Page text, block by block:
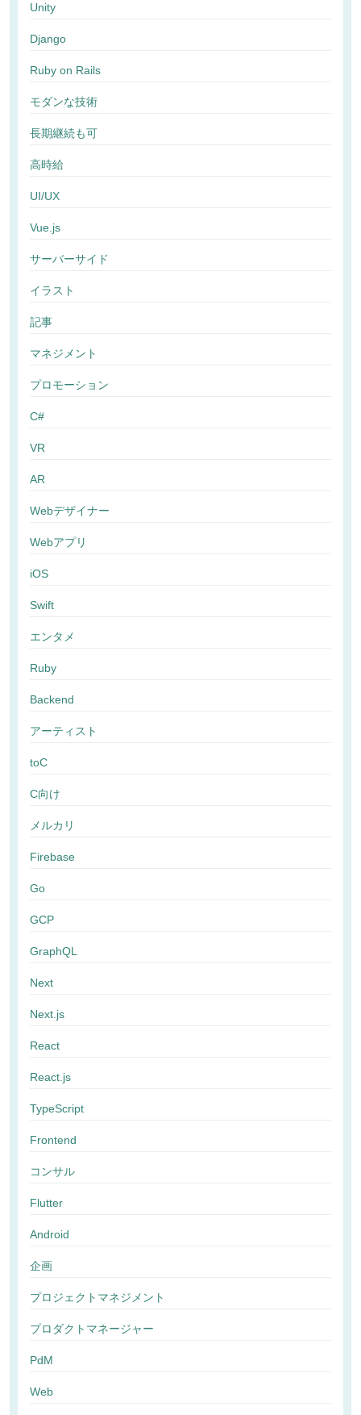
Unity
Django
Ruby on Rails
モダンな技術
長期継続も可
高時給
UI/UX
Vue.js
サーバーサイド
イラスト
記事
マネジメント
プロモーション
C#
VR
AR
Webデザイナー
Webアプリ
iOS
Swift
エンタメ
Ruby
Backend
アーティスト
toC
C向け
メルカリ
Firebase
Go
GCP
GraphQL
Next
Next.js
React
React.js
TypeScript
Frontend
コンサル
Flutter
Android
企画
プロジェクトマネジメント
プロダクトマネージャー
PdM
Web